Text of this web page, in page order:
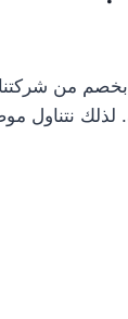
من
لذلك نتناول